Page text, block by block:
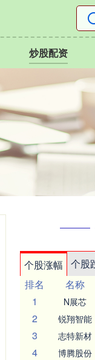
炒股配资
个股涨幅 个股
排名
名称
1
N展芯
2 锐翔智能
3 志特新材
4 博腾股份